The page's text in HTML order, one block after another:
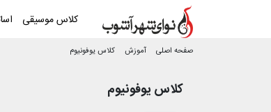
کلاس موسیقی
صفحه اصلی آموزش کلاس یوفونیوم
کلاس یوفونیوم